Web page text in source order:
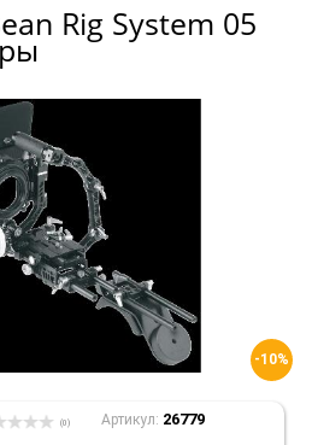
Rig System 05
-10%
(0) Артикул: 26779